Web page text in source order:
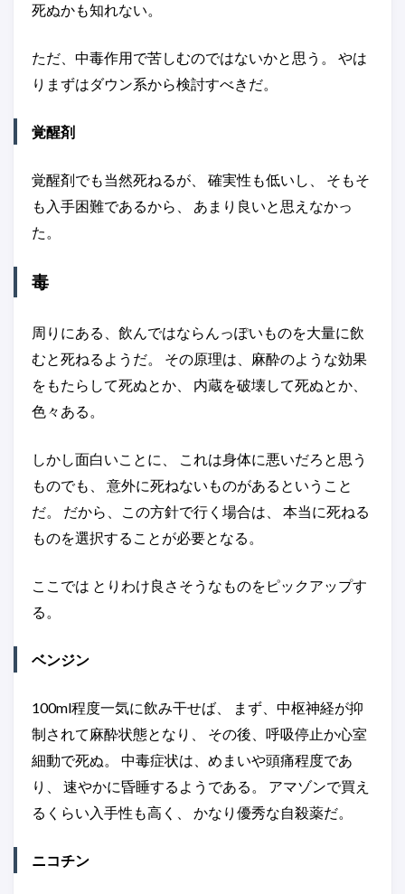
死ぬかも知れない。
ただ、中毒作用で苦しむのではないかと思う。 やは
りまずはダウン系から検討すべきだ。
覚醒剤
覚醒剤でも当然死ねるが、 確実性も低いし、 そもそ
も入手困難であるから、 あまり良いと思えなかっ
た。
毒
周りにある、飲んではならんっぽいものを大量に飲
むと死ねるようだ。 その原理は、麻酔のような効果
をもたらして死ぬとか、 内蔵を破壊して死ぬとか、
色々ある。
しかし面白いことに、 これは身体に悪いだろと思う
ものでも、 意外に死ねないものがあるということ
だ。 だから、この方針で行く場合は、 本当に死ねる
ものを選択することが必要となる。
ここでは とりわけ良さそうなものをピックアップす
る。
ベンジン
100ml程度一気に飲み干せば、 まず、中枢神経が抑
制されて麻酔状態となり、 その後、呼吸停止か心室
細動で死ぬ。 中毒症状は、めまいや頭痛程度であ
り、 速やかに昏睡するようである。 アマゾンで買え
るくらい入手性も高く、 かなり優秀な自殺薬だ。
ニコチン